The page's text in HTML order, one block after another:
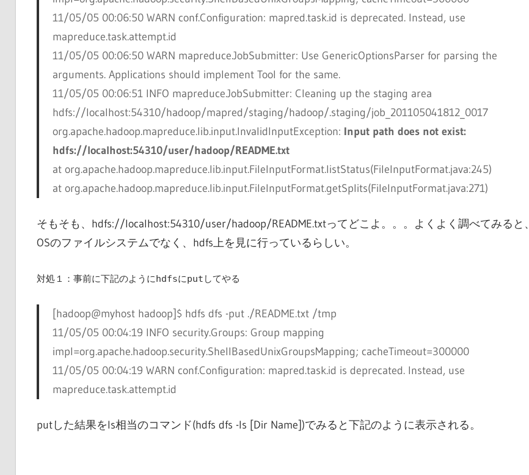
11/05/05 00:06:50 WARN conf.Configuration: mapred.task.id is deprecated. Instead, use
mapreduce.task.attempt.id
11/05/05 00:06:50 WARN mapreduce.JobSubmitter: Use GenericOptionsParser for parsing the
arguments. Applications should implement Tool for the same.
11/05/05 00:06:51 INFO mapreduce.JobSubmitter: Cleaning up the staging area
hdfs://localhost:54310/hadoop/mapred/staging/hadoop/.staging/job_201105041812_0017
org.apache.hadoop.mapreduce.lib.input.InvalidInputException: Input path does not exist:
hdfs://localhost:54310/user/hadoop/README.txt
at org.apache.hadoop.mapreduce.lib.input.FileInputFormat.listStatus(FileInputFormat.java:245)
at org.apache.hadoop.mapreduce.lib.input.FileInputFormat.getSplits(FileInputFormat.java:271)
そもそも、hdfs://localhost:54310/user/hadoop/README.txtってどこよ。。。よくよく調べてみると、
OSのファイルシステムでなく、hdfs上を見に行っているらしい。
対処１：事前に下記のようにhdfsにputしてやる
[hadoop@myhost hadoop]$ hdfs dfs -put ./README.txt /tmp
11/05/05 00:04:19 INFO security.Groups: Group mapping
impl=org.apache.hadoop.security.ShellBasedUnixGroupsMapping; cacheTimeout=300000
11/05/05 00:04:19 WARN conf.Configuration: mapred.task.id is deprecated. Instead, use
mapreduce.task.attempt.id
putした結果をls相当のコマンド(hdfs dfs -ls [Dir Name])でみると下記のように表示される。